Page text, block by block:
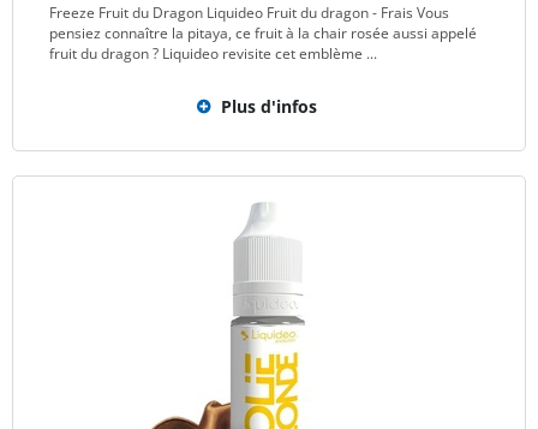
Freeze Fruit du Dragon Liquideo Fruit du dragon - Frais Vous
pensiez connaître la pitaya, ce fruit à la chair rosée aussi appelé
fruit du dragon ? Liquideo revisite cet emblème ...
Plus d'infos